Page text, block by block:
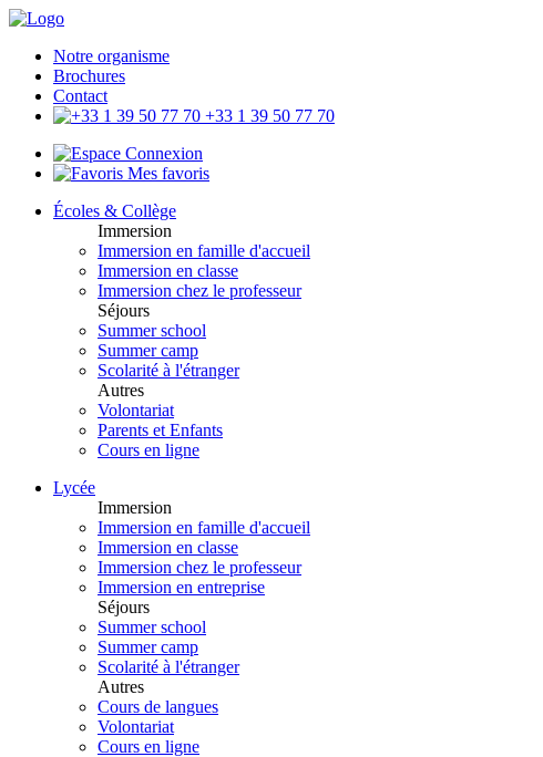
Notre organisme
Brochures
Contact
+33 1 39 50 77 70
Connexion
Mes favoris
Écoles & Collège
Immersion
Immersion en famille d'accueil
Immersion en classe
Immersion chez le professeur
Séjours
Summer school
Summer camp
Scolarité à l'étranger
Autres
Volontariat
Parents et Enfants
Cours en ligne
Lycée
Immersion
Immersion en famille d'accueil
Immersion en classe
Immersion chez le professeur
Immersion en entreprise
Séjours
Summer school
Summer camp
Scolarité à l'étranger
Autres
Cours de langues
Volontariat
Cours en ligne